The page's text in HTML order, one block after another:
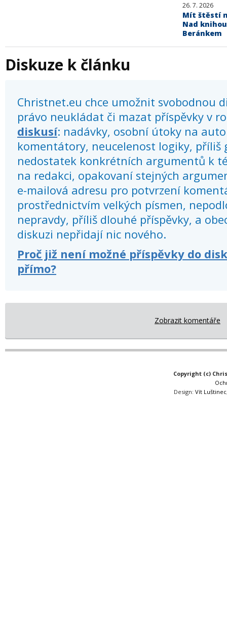
26. 7. 2026
Mít štěstí
Nad
Beránkem
Diskuze k článku
Christnet.eu chce umožnit svobodnou
právo neukládat či mazat příspěvky v
diskusí: nadávky, osobní útoky na
komentátory, neucelenost logiky, příliš
nedostatek konkrétních argumentů k
na redakci, opakovaní stejných
e-mailová adresu pro potvrzení
prostřednictvím velkých písmen,
nepravdy, příliš dlouhé příspěvky, a
diskuzi nepřidají nic nového.
Proč již není možné příspěvky do
přímo?
Zobrazit komentáře
Copyright (c)
Design:Vít Luštinec